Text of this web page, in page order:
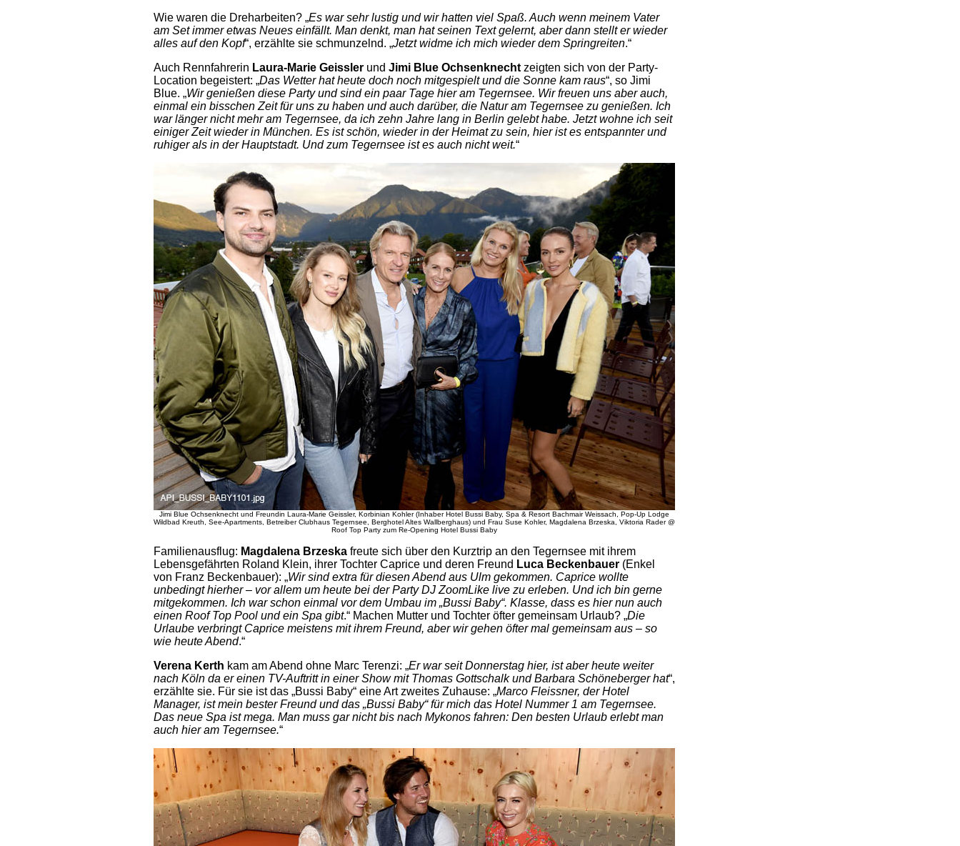
Wie waren die Dreharbeiten? „Es war sehr lustig und wir hatten viel Spaß. Auch wenn meinem Vater
am Set immer etwas Neues einfällt. Man denkt, man hat seinen Text gelernt, aber dann stellt er wieder
alles auf den Kopf“, erzählte sie schmunzelnd. „Jetzt widme ich mich wieder dem Springreiten.“
Auch Rennfahrerin Laura-Marie Geissler und Jimi Blue Ochsenknecht zeigten sich von der Party-
Location begeistert: „Das Wetter hat heute doch noch mitgespielt und die Sonne kam raus“, so Jimi
Blue. „Wir genießen diese Party und sind ein paar Tage hier am Tegernsee. Wir freuen uns aber auch,
einmal ein bisschen Zeit für uns zu haben und auch darüber, die Natur am Tegernsee zu genießen. Ich
war länger nicht mehr am Tegernsee, da ich zehn Jahre lang in Berlin gelebt habe. Jetzt wohne ich seit
einiger Zeit wieder in München. Es ist schön, wieder in der Heimat zu sein, hier ist es entspannter und
ruhiger als in der Hauptstadt. Und zum Tegernsee ist es auch nicht weit.“
Jimi Blue Ochsenknecht und Freundin Laura-Marie Geissler, Korbinian Kohler (Inhaber Hotel Bussi Baby, Spa & Resort Bachmair Weissach, Pop-Up Lodge
Wildbad Kreuth, See-Apartments, Betreiber Clubhaus Tegernsee, Berghotel Altes Wallberghaus) und Frau Suse Kohler, Magdalena Brzeska, Viktoria Rader @
Roof Top Party zum Re-Opening Hotel Bussi Baby
Familienausflug: Magdalena Brzeska freute sich über den Kurztrip an den Tegernsee mit ihrem
Lebensgefährten Roland Klein, ihrer Tochter Caprice und deren Freund Luca Beckenbauer (Enkel
von Franz Beckenbauer): „Wir sind extra für diesen Abend aus Ulm gekommen. Caprice wollte
unbedingt hierher – vor allem um heute bei der Party DJ ZoomLike live zu erleben. Und ich bin gerne
mitgekommen. Ich war schon einmal vor dem Umbau im „Bussi Baby“. Klasse, dass es hier nun auch
einen Roof Top Pool und ein Spa gibt.“ Machen Mutter und Tochter öfter gemeinsam Urlaub? „Die
Urlaube verbringt Caprice meistens mit ihrem Freund, aber wir gehen öfter mal gemeinsam aus – so
wie heute Abend.“
Verena Kerth kam am Abend ohne Marc Terenzi: „Er war seit Donnerstag hier, ist aber heute weiter
nach Köln da er einen TV-Auftritt in einer Show mit Thomas Gottschalk und Barbara Schöneberger hat“,
erzählte sie. Für sie ist das „Bussi Baby“ eine Art zweites Zuhause: „Marco Fleissner, der Hotel
Manager, ist mein bester Freund und das „Bussi Baby“ für mich das Hotel Nummer 1 am Tegernsee.
Das neue Spa ist mega. Man muss gar nicht bis nach Mykonos fahren: Den besten Urlaub erlebt man
auch hier am Tegernsee.“